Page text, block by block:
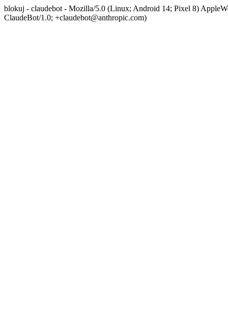
blokuj - claudebot - Mozilla/5.0 (Linux; Android 14; Pixel 8)
ClaudeBot/1.0; +claudebot@anthropic.com)